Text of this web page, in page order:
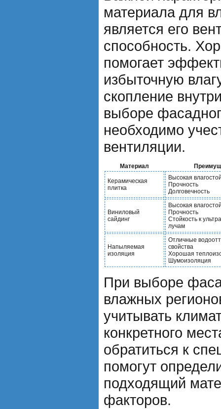
материала для
является его
способность.
помогает
избыточную
скопление
выборе
необходимо
вентиляции.
Материал
Керамическая
плитка
Высокая
Прочность
Долговечность
Виниловый
сайдинг
Высокая
Прочность
Стойкость к
лучам
Напыляемая
изоляция
Отличные
свойства
Хорошая
Шумоизоляция
При выборе
влажных
учитывать
конкретного
обратиться к
помогут
подходящий
факторов.